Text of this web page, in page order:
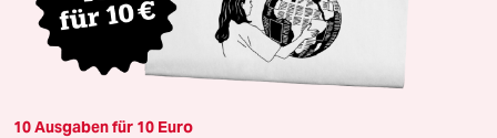
10 Ausgaben für 10 Euro